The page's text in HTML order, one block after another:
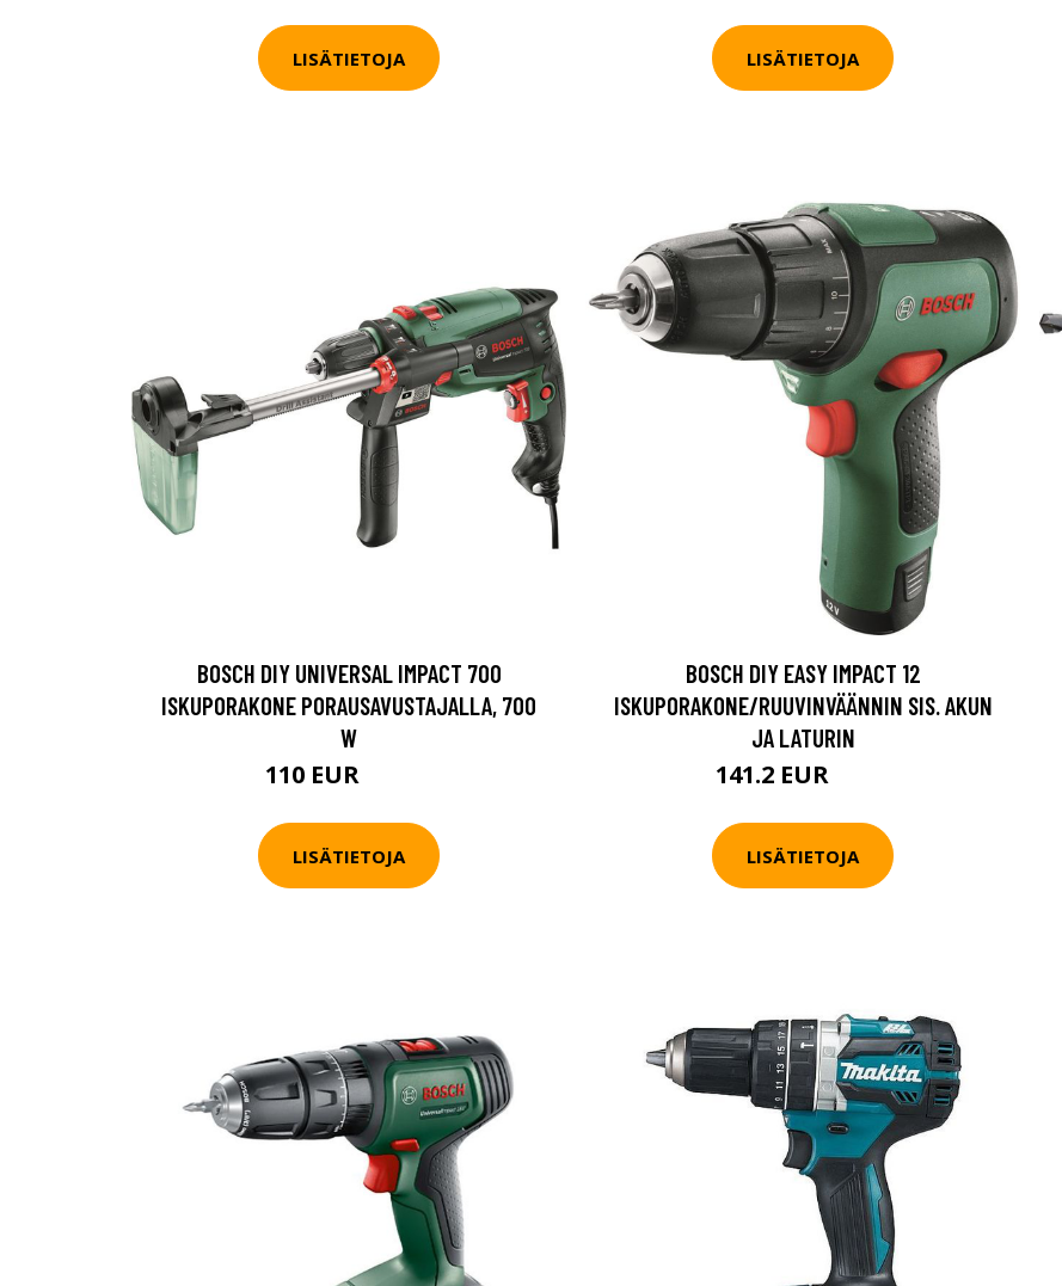
LISÄTIETOJA LISÄTIETOJA
BOSCH DIY UNIVERSAL IMPACT 700
ISKUPORAKONE PORAUSAVUSTAJALLA, 700
W
110 EUR
LISÄTIETOJA
BOSCH DIY EASY IMPACT 12
ISKUPORAKONE/RUUVINVÄÄNNIN SIS. AKUN
JA LATURIN
141.2 EUR
LISÄTIETOJA